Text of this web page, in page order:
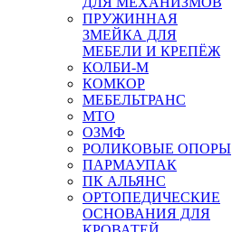
ПРУЖИННАЯ
ЗМЕЙКА ДЛЯ
МЕБЕЛИ И КРЕПЁЖ
КОЛБИ-М
КОМКОР
МЕБЕЛЬТРАНС
MTO
ОЗМФ
РОЛИКОВЫЕ ОПОРЫ
ПАРМАУПАК
ПК АЛЬЯНС
ОРТОПЕДИЧЕСКИЕ
ОСНОВАНИЯ ДЛЯ